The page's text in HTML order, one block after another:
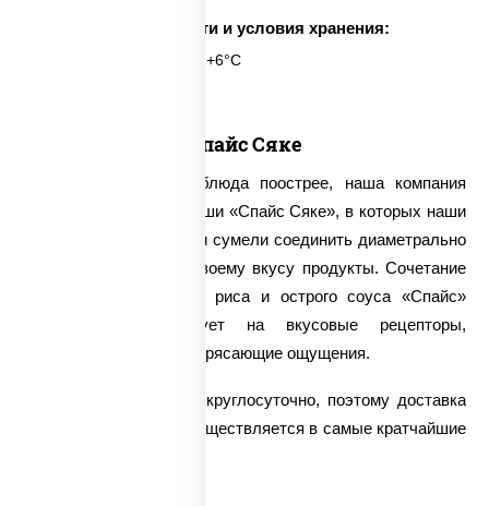
Срок годности и условия хранения:
6 часов при t° от +2°C до +6°C
Спайс Сяке
Для тех, кто любит блюда поострее, наша компания
предлагает заказать суши «Спайс Сяке», в которых наши
мастера японской кухни сумели соединить диаметрально
противоположные по своему вкусу продукты. Сочетание
слабосоленого лосося, риса и острого соуса «Спайс»
мгновенно воздействует на вкусовые рецепторы,
доставляя поистине потрясающие ощущения.
Мы принимаем заказы круглосуточно, поэтому доставка
суши «Спайс Сяке» осуществляется в самые кратчайшие